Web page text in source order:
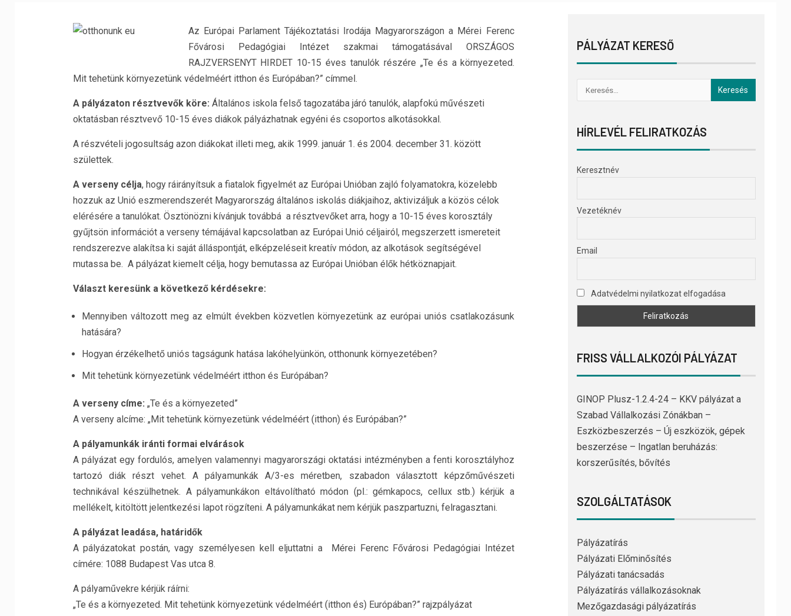
Az Európai Parlament Tájékoztatási Irodája Magyarországon a Mérei Ferenc
Fővárosi Pedagógiai Intézet szakmai támogatásával ORSZÁGOS
RAJZVERSENYT HIRDET 10-15 éves tanulók részére „Te és a környezeted.
Mit tehetünk környezetünk védelméért itthon és Európában?” címmel.
A pályázaton résztvevők köre: Általános iskola felső tagozatába járó tanulók, alapfokú művészeti
oktatásban résztvevő 10-15 éves diákok pályázhatnak egyéni és csoportos alkotásokkal.
A részvételi jogosultság azon diákokat illeti meg, akik 1999. január 1. és 2004. december 31. között
születtek.
A verseny célja, hogy ráirányítsuk a fiatalok figyelmét az Európai Unióban zajló folyamatokra, közelebb
hozzuk az Unió eszmerendszerét Magyarország általános iskolás diákjaihoz, aktivizáljuk a közös célok
elérésére a tanulókat. Ösztönözni kívánjuk továbbá a résztvevőket arra, hogy a 10-15 éves korosztály
gyűjtsön információt a verseny témájával kapcsolatban az Európai Unió céljairól, megszerzett ismereteit
rendszerezve alakítsa ki saját álláspontját, elképzeléseit kreatív módon, az alkotások segítségével
mutassa be. A pályázat kiemelt célja, hogy bemutassa az Európai Unióban élők hétköznapjait.
Választ keresünk a következő kérdésekre:
Mennyiben változott meg az elmúlt években közvetlen környezetünk az európai uniós csatlakozásunk
hatására?
Hogyan érzékelhető uniós tagságunk hatása lakóhelyünkön, otthonunk környezetében?
Mit tehetünk környezetünk védelméért itthon és Európában?
A verseny címe: „Te és a környezeted”
A verseny alcíme: „Mit tehetünk környezetünk védelméért (itthon) és Európában?”
A pályamunkák iránti formai elvárások
A pályázat egy fordulós, amelyen valamennyi magyarországi oktatási intézményben a fenti korosztályhoz
tartozó diák részt vehet. A pályamunkák A/3-es méretben, szabadon választott képzőművészeti
technikával készülhetnek. A pályamunkákon eltávolítható módon (pl.: gémkapocs, cellux stb.) kérjük a
mellékelt, kitöltött jelentkezési lapot rögzíteni. A pályamunkákat nem kérjük paszpartuzni, felragasztani.
A pályázat leadása, határidők
A pályázatokat postán, vagy személyesen kell eljuttatni a Mérei Ferenc Fővárosi Pedagógiai Intézet
címére: 1088 Budapest Vas utca 8.
A pályaművekre kérjük ráírni:
„Te és a környezeted. Mit tehetünk környezetünk védelméért (itthon és) Európában?” rajzpályázat
PÁLYÁZAT KERESŐ
HÍRLEVÉL FELIRATKOZÁS
Keresztnév
Vezetéknév
Email
Adatvédelmi nyilatkozat elfogadása
FRISS VÁLLALKOZÓI PÁLYÁZAT
GINOP Plusz-1.2.4-24 – KKV pályázat a
Szabad Vállalkozási Zónákban –
Eszközbeszerzés – Új eszközök, gépek
beszerzése – Ingatlan beruházás:
korszerűsítés, bővítés
SZOLGÁLTATÁSOK
Pályázatírás
Pályázati Előminősítés
Pályázati tanácsadás
Pályázatírás vállalkozásoknak
Mezőgazdasági pályázatírás